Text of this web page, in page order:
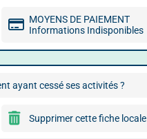
MOYENS DE PAIEMENT
Informations Indisponibles
ayant cessé ses activités ?
Supprimer cette fiche locale